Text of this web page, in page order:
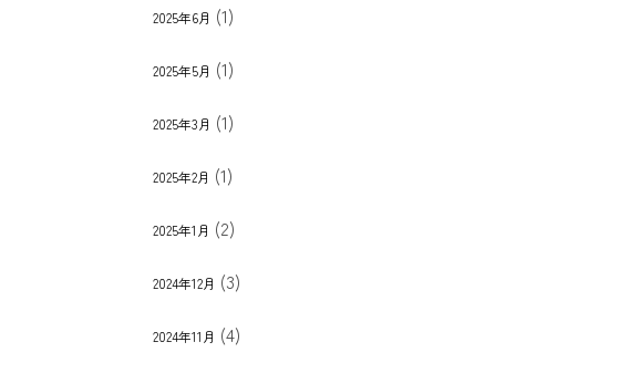
2025年6月 (1)
2025年5月 (1)
2025年3月 (1)
2025年2月 (1)
2025年1月 (2)
2024年12月 (3)
2024年11月 (4)